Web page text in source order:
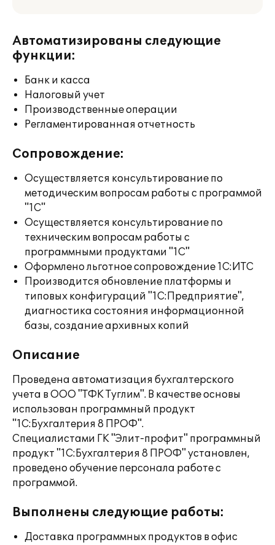
Автоматизированы следующие
функции:
Банк и касса
Налоговый учет
Производственные операции
Регламентированная отчетность
Сопровождение:
Осуществляется консультирование по
методическим вопросам работы с программой
"1С"
Осуществляется консультирование по
техническим вопросам работы с
программными продуктами "1С"
Оформлено льготное сопровождение 1С:ИТС
Производится обновление платформы и
типовых конфигураций "1С:Предприятие",
диагностика состояния информационной
базы, создание архивных копий
Описание
Проведена автоматизация бухгалтерского
учета в ООО "ТФК Туглим". В качестве основы
использован программный продукт
"1С:Бухгалтерия 8 ПРОФ".
Специалистами ГК "Элит-профит" программный
продукт "1С:Бухгалтерия 8 ПРОФ" установлен,
проведено обучение персонала работе с
программой.
Выполнены следующие работы:
Доставка программных продуктов в офис